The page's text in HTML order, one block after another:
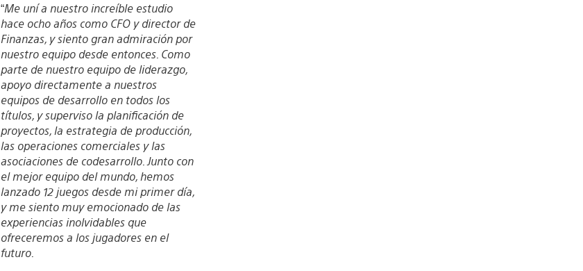
“Me uní a nuestro increíble estudio
hace ocho años como CFO y director de
Finanzas, y siento gran admiración por
nuestro equipo desde entonces. Como
parte de nuestro equipo de liderazgo,
apoyo directamente a nuestros
equipos de desarrollo en todos los
títulos, y superviso la planificación de
proyectos, la estrategia de producción,
las operaciones comerciales y las
asociaciones de codesarrollo. Junto con
el mejor equipo del mundo, hemos
lanzado 12 juegos desde mi primer día,
y me siento muy emocionado de las
experiencias inolvidables que
ofreceremos a los jugadores en el
futuro.